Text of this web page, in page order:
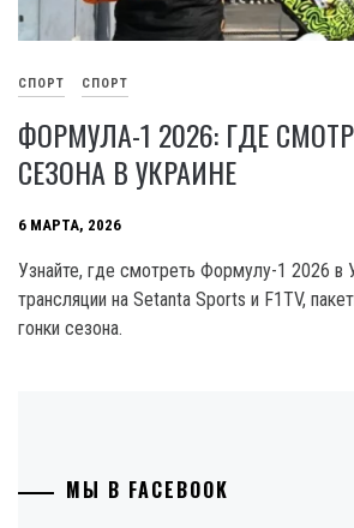
СПОРТ СПОРТ
ФОРМУЛА-1 2026: ГДЕ
СЕЗОНА В УКРАИНЕ
6 МАРТА, 2026
Узнайте, где смотреть Формулу-1 2026 в
трансляции на Setanta Sports и F1TV,
гонки сезона.
МЫ В FACEBOOK